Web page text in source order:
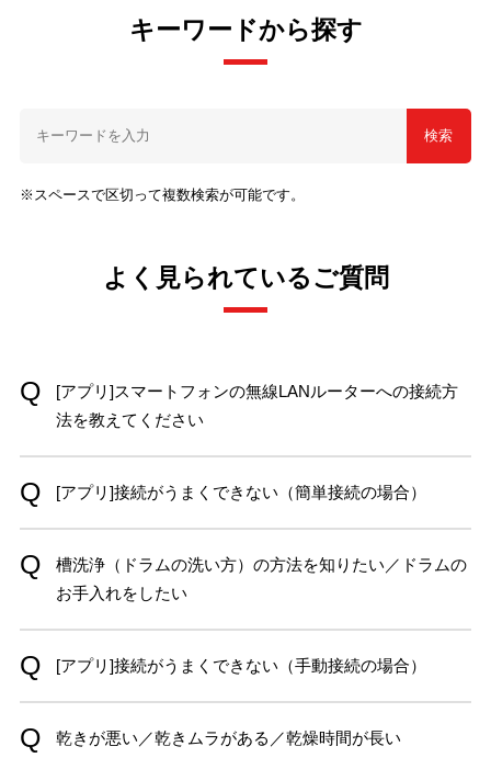
キーワードから探す
検索
※スペースで区切って複数検索が可能です。
よく見られているご質問
[アプリ]スマートフォンの無線LANルーターへの接続方
法を教えてください
[アプリ]接続がうまくできない（簡単接続の場合）
槽洗浄（ドラムの洗い方）の方法を知りたい／ドラムの
お手入れをしたい
[アプリ]接続がうまくできない（手動接続の場合）
乾きが悪い／乾きムラがある／乾燥時間が長い